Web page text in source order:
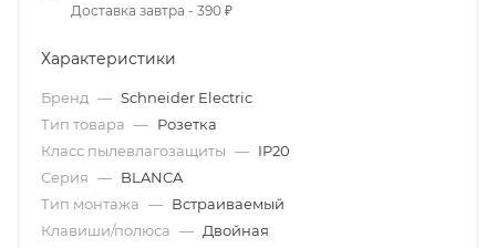
Доставка завтра - 390 ₽
Характеристики
Бренд — Schneider Electric
Тип товара — Розетка
Класс пылевлагозащиты — IP20
Серия — BLANCA
Тип монтажа — Встраиваемый
Клавиши/полюса — Двойная